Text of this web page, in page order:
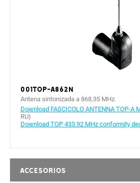
001TOP-A862N
Antena sintonizada a 868,35 MHz.
Download FASCICOLO ANTENNA TOP-A
RU)
Download TOP 433.92 MHz conformity
Accesorios